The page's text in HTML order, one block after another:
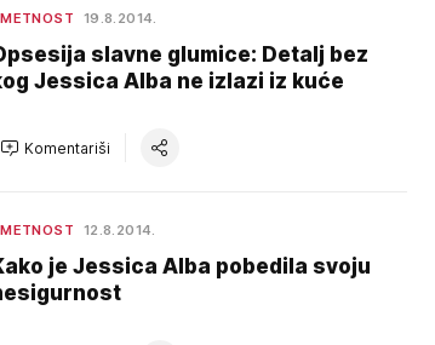
19.8.2014.
slavne glumice: Detalj bez
Jessica Alba ne izlazi iz kuće
Komentariši
12.8.2014.
je Jessica Alba pobedila svoju